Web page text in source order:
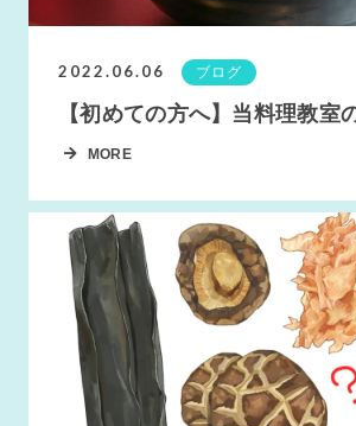
2022.06.06 ブログ
【初めての方へ】当料理教室
MORE